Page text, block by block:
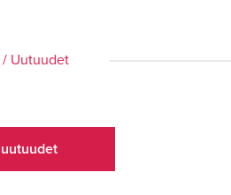
/ Uutuudet
uutuudet